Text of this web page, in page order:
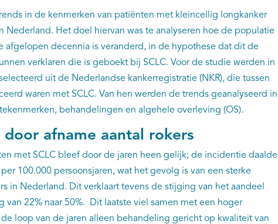
in de kenmerken van patiënten met kleincellig longkanker
Nederland. Het doel hiervan was te analyseren hoe de populatie
afgelopen decennia is veranderd, in de hypothese dat dit de
verklaren die is geboekt bij SCLC. Voor de studie werden in
uit de Nederlandse kankerregistratie (NKR), die tussen
waren met SCLC. Van hen werden de trends geanalyseerd in
behandelingen en algehele overleving (OS).
door afname aantal rokers
met SCLC bleef door de jaren heen gelijk; de incidentie daalde
100.000 persoonsjaren, wat het gevolg is van een sterke
in Nederland. Dit verklaart tevens de stijging van het aandeel
van 22% naar 50%. Dit laatste viel samen met een hoger
loop van de jaren alleen behandeling gericht op kwaliteit van